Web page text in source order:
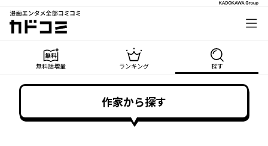
漫画エンタメ全部コミコミ
カドコミ
無料話増量 ランキング 探す
作家から探す